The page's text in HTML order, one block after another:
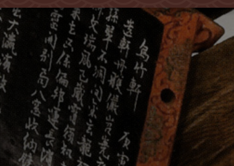
인사말
임원소개
연혁
경영이념
조직안내
기부금안내
찾아오시는 길